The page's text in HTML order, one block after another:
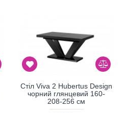
Стіл Viva 2 Hubertus Design
чорний глянцевий 160-
208-256 см